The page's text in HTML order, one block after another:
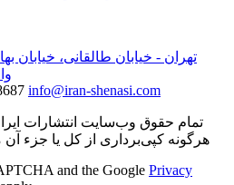
واحد 1 ـ
info@iran-shenasi.com
تمام حقوق وب‌سایت انتشارات
هرگونه کپی‌برداری از کل یا جزء
and the Google Privacy